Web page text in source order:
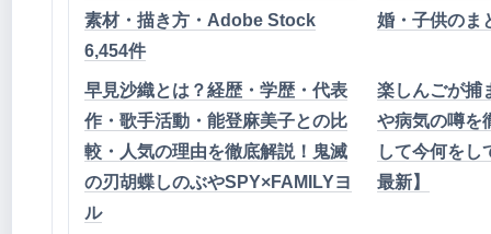
素材・描き方・Adobe Stock
6,454件
婚・子供のま
早見沙織とは？経歴・学歴・代表
作・歌手活動・能登麻美子との比
較・人気の理由を徹底解説！鬼滅
の刃胡蝶しのぶやSPY×FAMILYヨ
ル
楽しんごが捕
や病気の噂を
して今何をし
最新】